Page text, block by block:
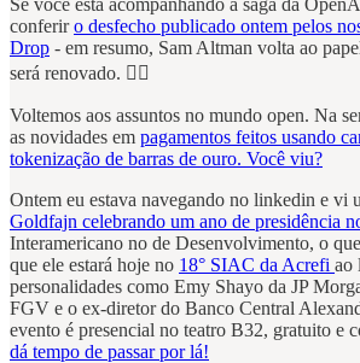
conferiro desfecho publicado ontem pelos
Drop - em resumo, Sam Altman volta ao
será renovado. 🤷‍♀️
Voltemos aos assuntos no mundo open. Na
as novidades em pagamentos feitos usando
tokenização de barras de ouro. Você viu?
Ontem eu estava navegando no linkedin e vi
Goldfajn celebrando um ano de presidência
Interamericano no de Desenvolvimento, o
que ele estará hoje no 18° SIAC da Acrefi ao
personalidades como Emy Shayo da JP
FGV e o ex-diretor do Banco Central
evento é presencial no teatro B32, gratuito e
dá tempo de passar por lá!